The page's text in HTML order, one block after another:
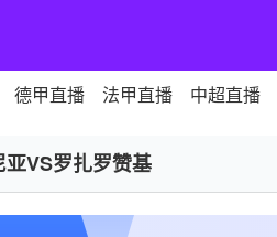
德甲直播 法甲直播 中超直播
VS罗扎罗赞基